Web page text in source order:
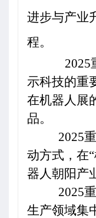
进步与产业
程。
2025
示科技的重
在机器人展
品。
2025
动方式，在
器人朝阳产
2025
生产领域集